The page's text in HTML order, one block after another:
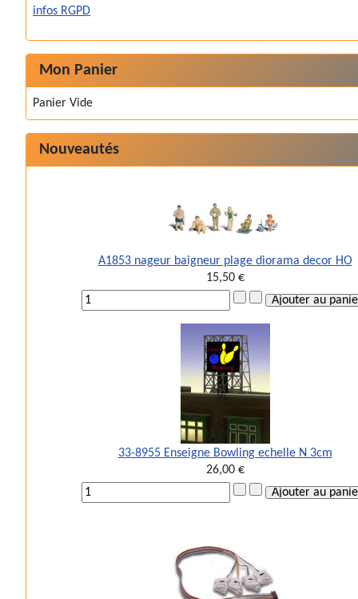
infos RGPD
Mon Panier
Panier Vide
Nouveautés
A1853 nageur baigneur plage diorama decor HO
15,50 €
33-8955 Enseigne Bowling echelle N 3cm
26,00 €